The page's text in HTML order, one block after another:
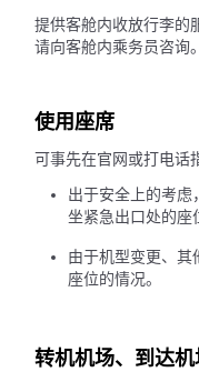
提供客舱内收放行李的
请向客舱内乘务员咨询。
使用座席
可事先在官网或打电话
出于安全上的考虑
坐紧急出口处的座
由于机型变更、其
座位的情况。
转机机场、到达机